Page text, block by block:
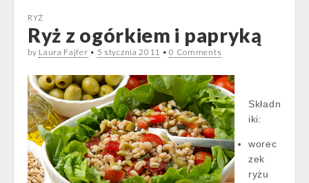
RYŻ
Ryż z ogórkiem i papryką
by Laura Fajfer • 5 stycznia 2011 •0 Comments
Składn
iki:
worec
zek
ryżu